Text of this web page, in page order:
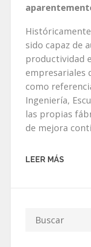
sido capaz de
productividad
empresariales
como
Ingeniería,
las propias
de mejora
LEER MÁS